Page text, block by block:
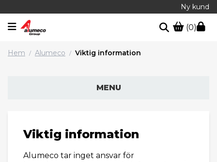
Ny kund
(0)
Hem / Alumeco / Viktig information
MENU
Viktig information
Alumeco tar inget ansvar för